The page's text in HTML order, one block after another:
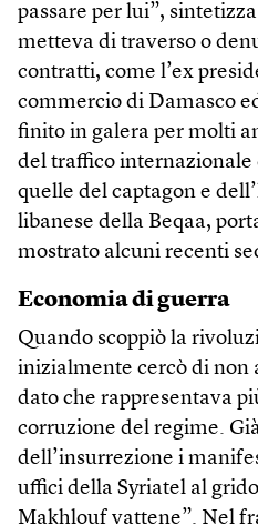
passare per lui”,
metteva di traverso o
contratti, come l’ex
commercio di Damasco
finito in galera per molti
del traffico internazionale
quelle del captagon e
libanese della Beqaa,
mostrato alcuni recenti
Economia di guerra
Quando scoppiò la
inizialmente cercò di non
dato che rappresentava
corruzione del regime.
dell’insurrezione i
uffici della Syriatel al
Makhlouf vattene”. Nel